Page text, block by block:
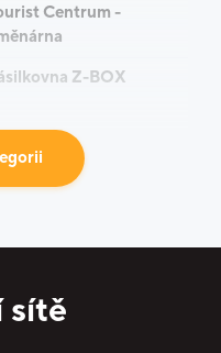
Centrum -
Z-BOX
sítě